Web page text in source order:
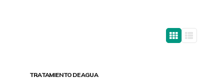
TRATAMIENTO DE AGUA